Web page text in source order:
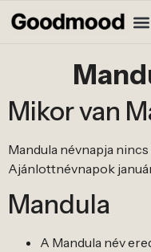
Mikor van
Mandula névnapja
Ajánlottnévnapok január
Mandula
A Mandula név